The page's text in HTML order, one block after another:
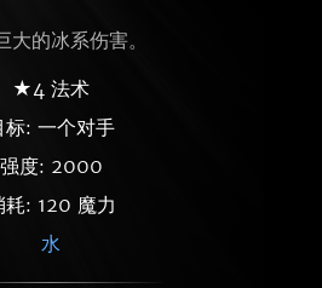
大的冰系伤害。
★4 法术
标: 一个对手
强度: 2000
耗: 120 魔力
水